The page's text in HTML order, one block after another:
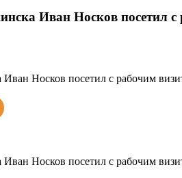
Иван Носков посетил
Иван Носков посетил с рабочим
Иван Носков посетил с рабочим